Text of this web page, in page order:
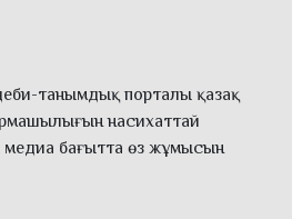
танымдық порталы қазақ
насихаттай
бағытта өз жұмысын